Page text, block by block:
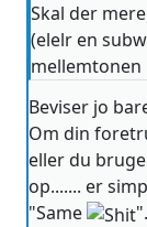
Skal der
(elelr en
mellemtonen
Beviser jo
Om din
eller du
op....... er
"Same
".